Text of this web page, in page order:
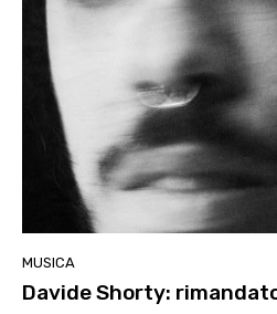
MUSICA
Davide Shorty: